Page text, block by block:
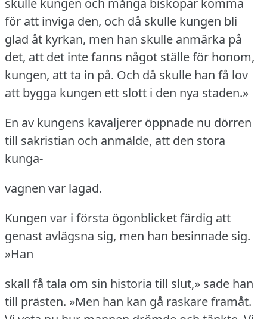
skulle kungen och många biskopar komma
för att inviga den, och då skulle kungen bli
glad åt kyrkan, men han skulle anmärka på
det, att det inte fanns något ställe för honom,
kungen, att ta in på. Och då skulle han få lov
att bygga kungen ett slott i den nya staden.»
En av kungens kavaljerer öppnade nu dörren
till sakristian och anmälde, att den stora
kunga-
vagnen var lagad.
Kungen var i första ögonblicket färdig att
genast avlägsna sig, men han besinnade sig.
»Han
skall få tala om sin historia till slut,» sade han
till prästen. »Men han kan gå raskare framåt.